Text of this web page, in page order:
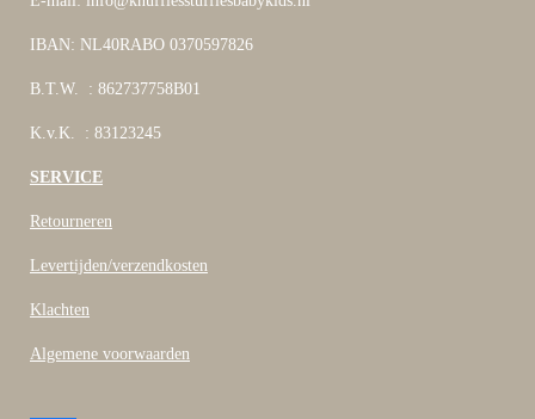
IBAN: NL40RABO 0370597826
B.T.W. : 862737758B01
K.v.K. : 83123245
SERVICE
Retourneren
Levertijden/verzendkosten
Klachten
Algemene voorwaarden